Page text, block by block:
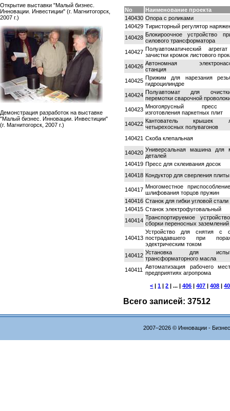
No
Наименование проекта
140430 Опора с роликами
140429 Тиристорный регулятор
140428 Блокироочное устройство
силового трансформатора
140427 Полуавтоматический
зачистки кромок листового
140426 Автономная
станция
140425 Прижим для нарезания
гидроцилиндре
140424 Полуавтомат для
перемотки сварочной
140423 Многоярусный пресс
изготовления паркетных плит
140422 Кантователь крышек
четырехосных полувагонов
140421 Скоба клепальная
140420 Универсальная машина для
деталей
140419 Пресс для склеивания досок
140418 Кондуктор для сверления плиты
140417 Многоместное
шлифования торцов пружин
140416 Станок для гибки угловой стали
140415 Станок электрофуговальный
140414 Транспортируемое
сборки переносных заземлений
140413
Устройство для снятия с
пострадавшего при
эдектрическим током
140412 Установка для
трансформаторного масла
140411 Автоматизация рабочего
предприятиях агропрома
< |1 |2 | ... |406 |407 |408 |
Всего записей: 37512
Открытие выставки "Малый бизнес.
Инновации. Инвестиции" (г. Магнитогорск,
2007 г.)
Демонстрация разработок на выставке
"Малый бизнес. Инновации. Инвестиции"
(г. Магнитогорск, 2007 г.)
2007–2026 © Инновации -